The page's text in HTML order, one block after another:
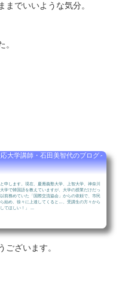
でいいような気分。
。
大学講師・石田美智代のブログ～
申します。現在、慶應義塾大学、上智大学、神奈川
学で韓国語を教えていますが、大学の授業だけだっ
前務めていた「国際交流協会」からの依頼で、市民
始め、徐々に上達してくると…、受講生の方々から
てほしい！」 ...
ざいます。